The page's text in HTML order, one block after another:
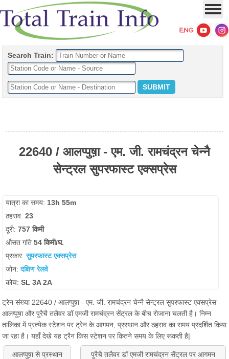
Search Train:
22640 / आलप्पुष़ा - एम. जी. रामचंद्रन चेन्नै
सेन्ट्रल सुपरफास्ट एक्सप्रेस
यात्रा का समय: 13h 55m
ठहराव:23
दूरी:757 किमी
औसत गति54 किमी/घ.
प्रकार:सुपरफास्ट एक्सप्रेस
जोन:दक्षिण रेलवे
कोच:SL 3A 2A
ट्रेन संख्या 22640 / आलप्पुष़ा - एम. जी. रामचंद्रन चेन्नै सेन्ट्रल सुपरफास्ट एक्सप्रेस
आलप्पुष़ा और पुरैचै तलैवर डॉ एमजी रामचंद्रन सेंट्रल के बीच रोजाना चलती है। निम्न
तालिका में प्रत्येक स्टेशन पर ट्रेन के आगमन, प्रस्थान और ठहराव का समय प्रदर्शित किया
जा रहा है। यहाँ देखे यह ट्रैन किस स्टेशन पर कितने समय के लिए रूकती है|
आलप्पुष़ा से प्रस्थान
पुरैचै तलैवर डॉ एमजी रामचंद्रन सेंट्रल पर आगमन